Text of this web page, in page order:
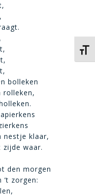
bolleken
rolleken,
nestje klaar,
waar.
den morgen
’t zorgen: